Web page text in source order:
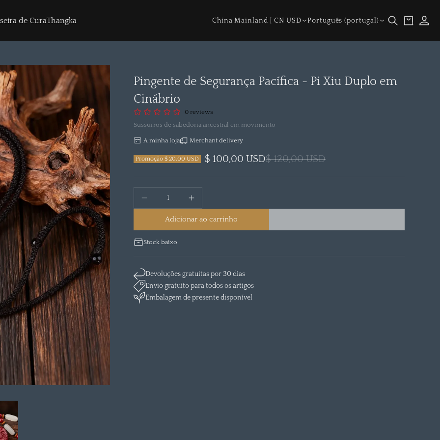
de CuraThangka País/região
China Mainland | CN USD Idioma
Português (portugal) Carrinho
Iniciar
sessão
Pingente de Segurança Pacífica - Pi Xiu Duplo em
Cinábrio
0 reviews
Sussurros de sabedoria ancestral em movimento
A minha loja Merchant delivery
$ 100,00 USD$ 120,00 USD
Promoção $ 20,00 USD
Adicionar ao carrinho
Stock baixo
Devoluções gratuitas por 30 dias
Envio gratuito para todos os artigos
Embalagem de presente disponível